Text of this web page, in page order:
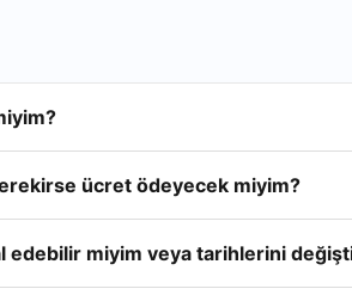
ücret ödeyecek miyim?
edebilir miyim veya tarihlerini